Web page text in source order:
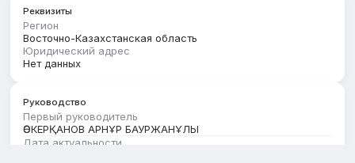
Реквизиты
Регион
Восточно-Казахстанская область
Юридический адрес
Нет данных
Руководство
Первый руководитель
ӘСКЕРҚАНОВ АРНҰР БАУРЖАНҰЛЫ
Дата актуальности